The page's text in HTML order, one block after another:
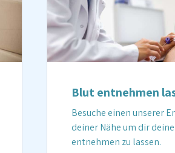
Blut entnehmen
Besuche einen unserer
deiner Nähe um dir
entnehmen zu lassen.